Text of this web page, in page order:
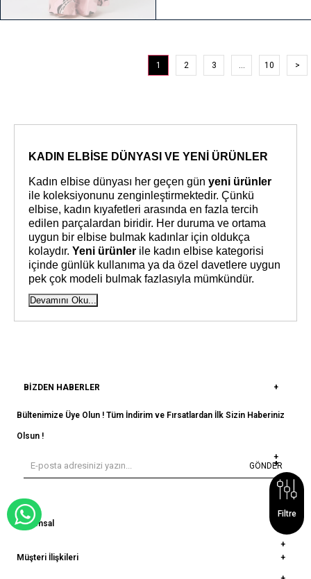
1 2 3 ... 10 >
KADIN ELBİSE DÜNYASI VE YENİ ÜRÜNLER
Kadın elbise dünyası her geçen gün
ile koleksiyonunu zenginleştirmektedir. Çünkü
elbise, kadın kıyafetleri arasında en fazla tercih
edilen parçalardan biridir. Her duruma ve ortama
uygun bir elbise bulmak kadınlar için oldukça
kolaydır. Yeni ürünler ile kadın elbise kategorisi
içinde günlük kullanıma ya da özel davetlere uygun
pek çok modeli bulmak fazlasıyla mümkündür.
Devamını Oku...
BIZDEN HABERLER
Bültenimize Üye Olun ! Tüm İndirim ve Fırsatlardan İlk Sizin Haberiniz
Olsun !
GÖNDER
Kurumsal
Müşteri İlişkileri